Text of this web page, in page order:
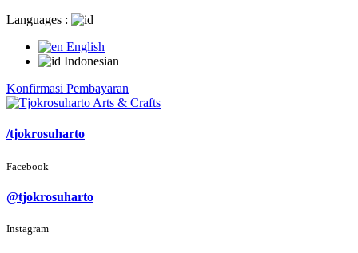
Languages :
English
Indonesian
Konfirmasi Pembayaran
/tjokrosuharto
Facebook
@tjokrosuharto
Instagram